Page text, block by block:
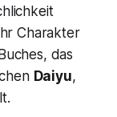
Charakter
das
Daiyu,